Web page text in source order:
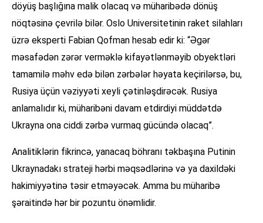
döyüş başlığına malik olacaq və müharibədə dönüş
nöqtəsinə çevrilə bilər. Oslo Universitetinin raket silahları
üzrə eksperti Fabian Qofman hesab edir ki: “Əgər
məsafədən zərər verməklə kifayətlənməyib obyektləri
tamamilə məhv edə bilən zərbələr həyata keçirilərsə, bu,
Rusiya üçün vəziyyəti xeyli çətinləşdirəcək. Rusiya
anlamalıdır ki, müharibəni davam etdirdiyi müddətdə
Ukrayna ona ciddi zərbə vurmaq gücündə olacaq”.
Analitiklərin fikrincə, yanacaq böhranı təkbaşına Putinin
Ukraynadakı strateji hərbi məqsədlərinə və ya daxildəki
hakimiyyətinə təsir etməyəcək. Amma bu müharibə
şəraitində hər bir pozuntu önəmlidir.